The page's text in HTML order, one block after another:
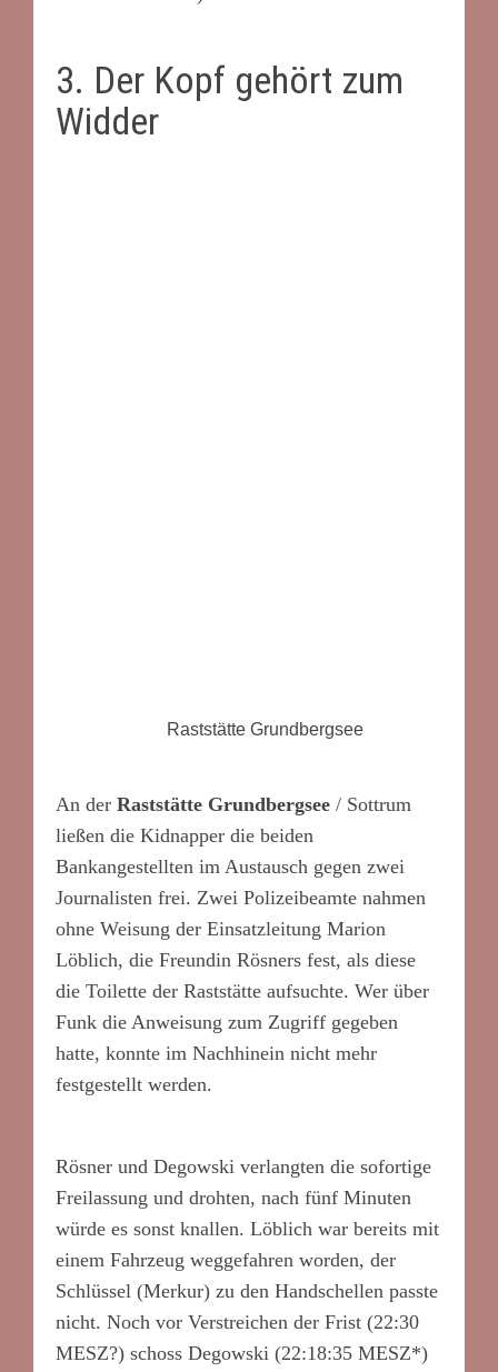
3. Der Kopf gehört zum
Widder
Raststätte Grundbergsee
An der Raststätte Grundbergsee / Sottrum
ließen die Kidnapper die beiden
Bankangestellten im Austausch gegen zwei
Journalisten frei. Zwei Polizeibeamte nahmen
ohne Weisung der Einsatzleitung Marion
Löblich, die Freundin Rösners fest, als diese
die Toilette der Raststätte aufsuchte. Wer über
Funk die Anweisung zum Zugriff gegeben
hatte, konnte im Nachhinein nicht mehr
festgestellt werden.
Rösner und Degowski verlangten die sofortige
Freilassung und drohten, nach fünf Minuten
würde es sonst knallen. Löblich war bereits mit
einem Fahrzeug weggefahren worden, der
Schlüssel (Merkur) zu den Handschellen passte
nicht. Noch vor Verstreichen der Frist (22:30
MESZ?) schoss Degowski (22:18:35 MESZ*)